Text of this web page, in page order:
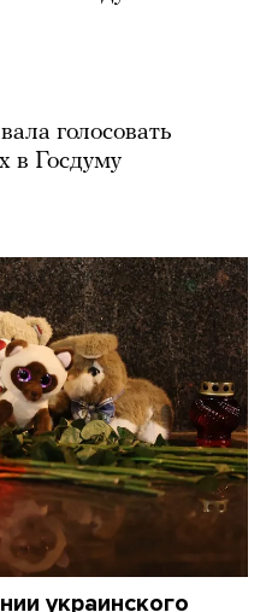
голосовать
в Госдуму
украинского